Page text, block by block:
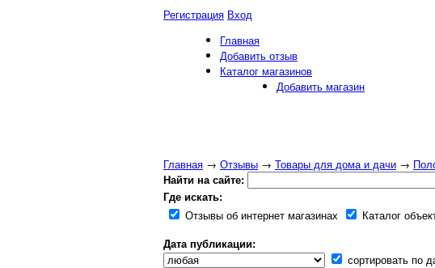
Регистрация Вход
Главная
Добавить отзыв
Каталог магазинов
Добавить магазин
Главная → Отзывы → Товары для дома и дачи →
Найти на сайте:
Где искать:
Отзывы об интернет магазинах
Каталог
Дата публикации:
сортировать по